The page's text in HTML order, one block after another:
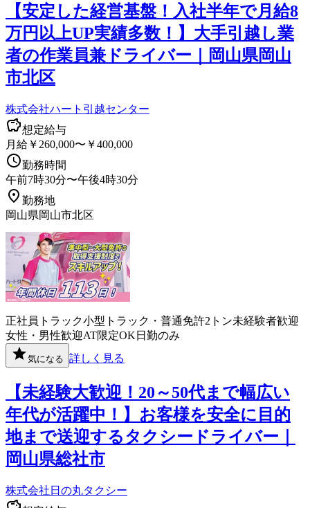
【安定した経営基盤！入社半年で月給8
万円以上UP実績多数！】大手引越し業
者の作業員兼ドライバー｜岡山県岡山
市北区
株式会社ハート引越センター
想定給与
月給￥260,000〜￥400,000
勤務時間
午前7時30分〜午後4時30分
勤務地
岡山県岡山市北区
正社員 トラック小型トラック・普通免許2トン未経験者歓迎
女性・男性歓迎AT限定OK 日勤のみ
気になる 詳しく見る
【未経験大歓迎！20～50代まで幅広い
年代が活躍中！】お客様を安全に目的
地まで送迎するタクシードライバー｜
岡山県総社市
株式会社日の丸タクシー